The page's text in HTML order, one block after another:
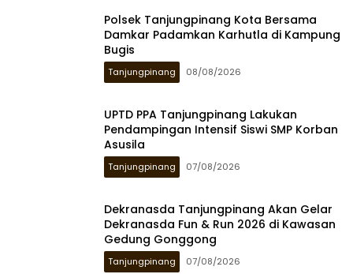
Polsek Tanjungpinang Kota Bersama
Damkar Padamkan Karhutla di Kampung
Bugis
Tanjungpinang 08/08/2026
UPTD PPA Tanjungpinang Lakukan
Pendampingan Intensif Siswi SMP Korban
Asusila
Tanjungpinang 07/08/2026
Dekranasda Tanjungpinang Akan Gelar
Dekranasda Fun & Run 2026 di Kawasan
Gedung Gonggong
Tanjungpinang 07/08/2026